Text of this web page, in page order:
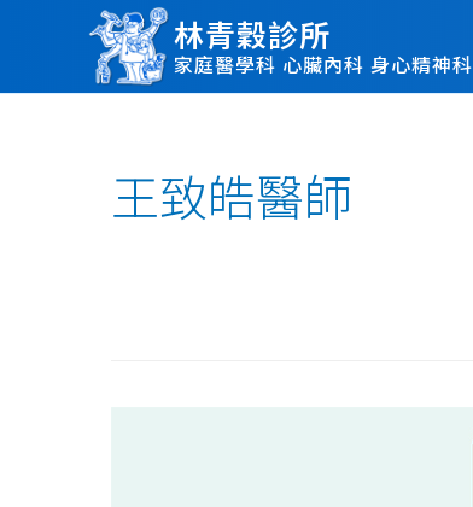
林青穀診所
家庭醫學科 心臟內科 身心精神科
王致皓醫師